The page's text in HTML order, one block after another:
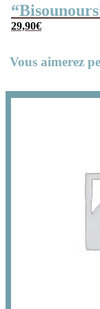
années 80
29,90€
Vous aimerez